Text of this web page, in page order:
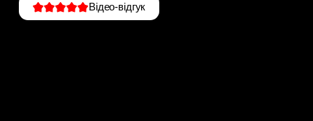
Відео-відгук